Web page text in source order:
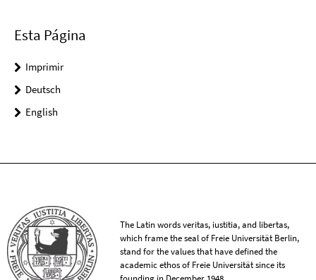
Esta Página
Imprimir
Deutsch
English
The Latin words veritas, iustitia, and libertas,
which frame the seal of Freie Universität Berlin,
stand for the values that have defined the
academic ethos of Freie Universität since its